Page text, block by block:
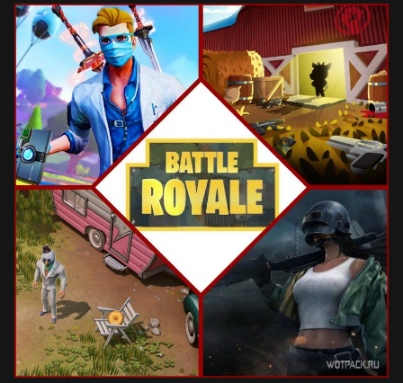
Wuthering Waves
Roblox
Hogwarts Legacy
Cyberpunk 2077
Все игры